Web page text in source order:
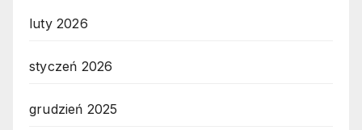
luty 2026
styczeń 2026
grudzień 2025